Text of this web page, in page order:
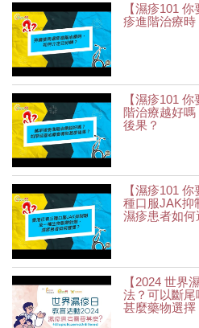
【濕疹101
疹進階治療時
【濕疹101
階治療越好
後果？
【濕疹101
種口服JAK抑
濕疹患者如何
【2024 世界
法？可以斷
甚麼藥物選擇